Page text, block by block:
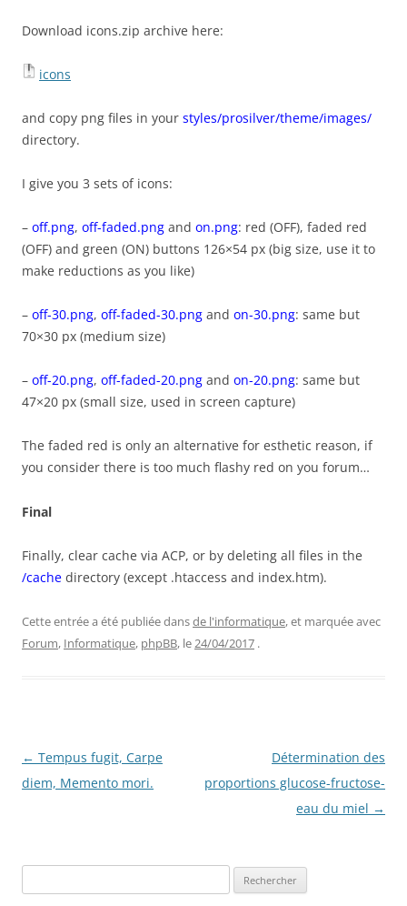
Download icons.zip archive here:
icons
and copy png files in your styles/prosilver/theme/images/
directory.
I give you 3 sets of icons:
– off.png, off-faded.png and on.png: red (OFF), faded red
(OFF) and green (ON) buttons 126×54 px (big size, use it to
make reductions as you like)
– off-30.png, off-faded-30.png and on-30.png: same but
70×30 px (medium size)
– off-20.png, off-faded-20.png and on-20.png: same but
47×20 px (small size, used in screen capture)
The faded red is only an alternative for esthetic reason, if
you consider there is too much flashy red on you forum…
Final
Finally, clear cache via ACP, or by deleting all files in the
/cache directory (except .htaccess and index.htm).
Cette entrée a été publiée dansde l'informatique, et marquée avec
Forum, Informatique, phpBB, le24/04/2017 .
Navigation
des
← Tempus fugit, Carpe
diem, Memento mori.
Détermination des
proportions glucose-fructose-
eau du miel →